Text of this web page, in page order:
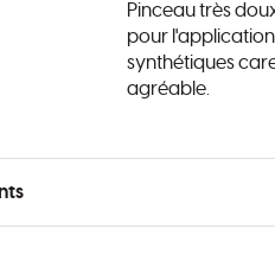
Pinceau très
pour
synthétiques
agréable.